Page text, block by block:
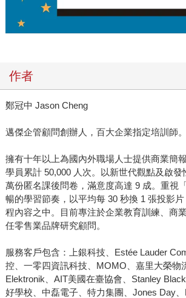
作者
鄭冠中 Jason Cheng
邁傑企管顧問創辦人，百大企業指定培訓師。
擁有十年以上為國內外職場人士提供商業簡
學員累計 50,000 人次。以新世代觀點及啟發
萬份匿名課後問卷，滿意度高達 9 成。重視
暢的學習節奏，以平均每 30 秒換 1 張投影
程內容之中。目前專注於企業教育訓練、商
任零售業品牌研究顧問。
服務客戶包含：上銀科技、Estée Lauder
控、一零四資訊科技、MOMO、嘉里大榮物
Elektronik、AIT美國在臺協會、Stanley
好學校、中磊電子、特力集團、Jones Day